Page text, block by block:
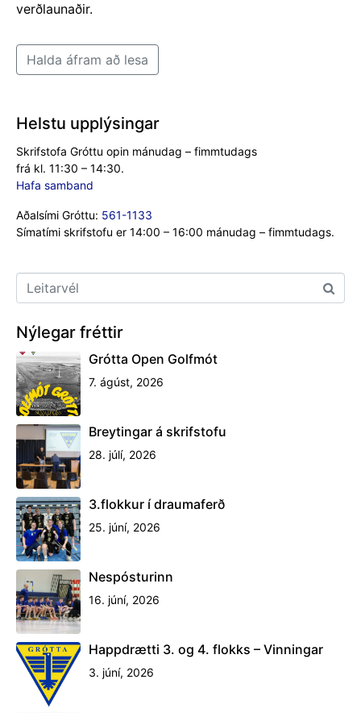
verðlaunaðir.
Halda áfram að lesa
Helstu upplýsingar
Skrifstofa Gróttu opin mánudag – fimmtudags
frá kl. 11:30 – 14:30.
Hafa samband
Aðalsími Gróttu: 561-1133
Símatími skrifstofu er 14:00 – 16:00 mánudag – fimmtudags.
Nýlegar fréttir
Grótta Open Golfmót
7. ágúst, 2026
Breytingar á skrifstofu
28. júlí, 2026
3.flokkur í draumaferð
25. júní, 2026
Nespósturinn
16. júní, 2026
Happdrætti 3. og 4. flokks – Vinningar
3. júní, 2026